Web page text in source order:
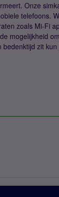
Onze
telefoons.
zoals Mi-Fi
mogelijkheid
bedenktijd zit kun